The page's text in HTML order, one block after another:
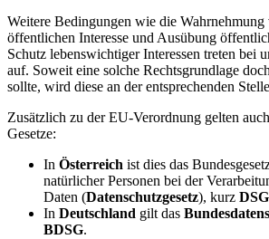
Weitere Bedingungen wie die
öffentlichen Interesse und Ausübung
Schutz lebenswichtiger Interessen treten bei
auf. Soweit eine solche Rechtsgrundlage
sollte, wird diese an der entsprechenden
Zusätzlich zu der EU-Verordnung gelten
Gesetze:
In Österreich ist dies das
natürlicher Personen bei der
Daten (Datenschutzgesetz), kurz DSG
In Deutschland gilt das
BDSG.